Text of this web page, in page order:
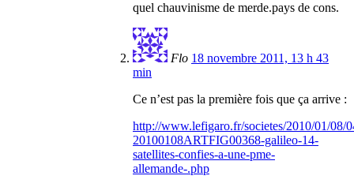
quel chauvinisme de merde.pays de cons.
Flo 18 novembre 2011, 13 h 43
min
Ce n’est pas la première fois que ça arrive :
http://www.lefigaro.fr/societes/2010/01/08/
20100108ARTFIG00368-galileo-14-
satellites-confies-a-une-pme-
allemande-.php